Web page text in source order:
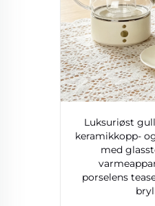
Luksuriøst
keramikkopp-
med
porselens